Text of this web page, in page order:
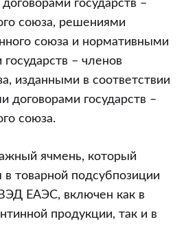
государств –
союза, решениями
союза и нормативными
– членов
изданными в соответствии
государств –
союза.
ячмень, который
в товарной подсубпозиции
ЕАЭС, включен как в
продукции, так и в